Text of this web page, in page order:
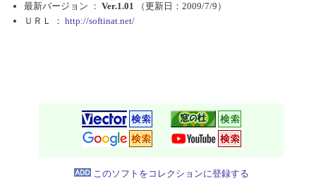
最新バージョン ： Ver.1.01 （更新日：2009/7/9）
ＵＲＬ ： http://softinat.net/
このソフトをコレクションに登録する